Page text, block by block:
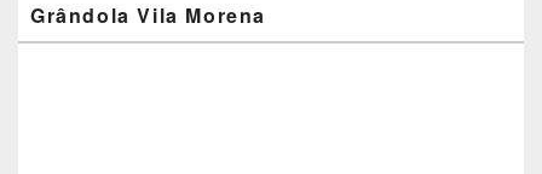
Grândola Vila Morena